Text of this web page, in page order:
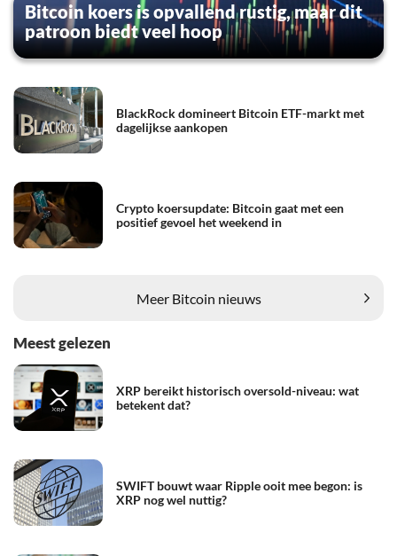
Bitcoin koers is opvallend rustig, maar dit
patroon biedt veel hoop
BlackRock domineert Bitcoin ETF-markt met
dagelijkse aankopen
Crypto koersupdate: Bitcoin gaat met een
positief gevoel het weekend in
Meer Bitcoin nieuws
Meest gelezen
XRP bereikt historisch oversold-niveau: wat
betekent dat?
SWIFT bouwt waar Ripple ooit mee begon: is
XRP nog wel nuttig?